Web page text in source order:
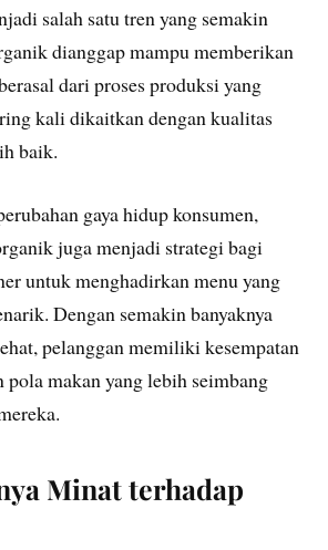
salah satu tren yang semakin
dianggap mampu memberikan
dari proses produksi yang
kali dikaitkan dengan kualitas
baik.
gaya hidup konsumen,
juga menjadi strategi bagi
untuk menghadirkan menu yang
Dengan semakin banyaknya
pelanggan memiliki kesempatan
pola makan yang lebih seimbang
Minat terhadap